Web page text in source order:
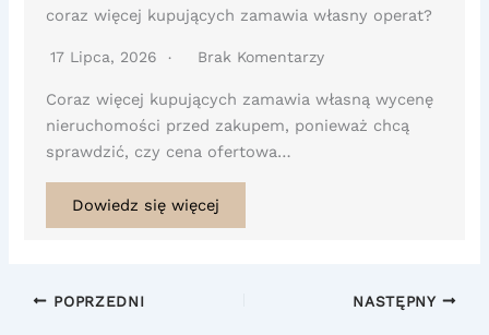
coraz więcej kupujących zamawia własny operat?
17 Lipca, 2026 Brak Komentarzy
Coraz więcej kupujących zamawia własną wycenę
nieruchomości przed zakupem, ponieważ chcą
sprawdzić, czy cena ofertowa…
Dowiedz się więcej
POPRZEDNI NASTĘPNY